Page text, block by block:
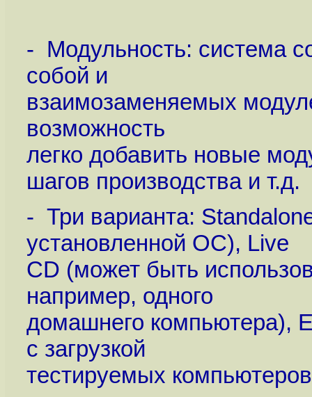
- Модульность: система
собой и
взаимозаменяемых
возможность
легко добавить новые
шагов производства и т.д.
- Три варианта:
установленной ОС), Live
CD (может быть
например, одного
домашнего компьютера),
с загрузкой
тестируемых